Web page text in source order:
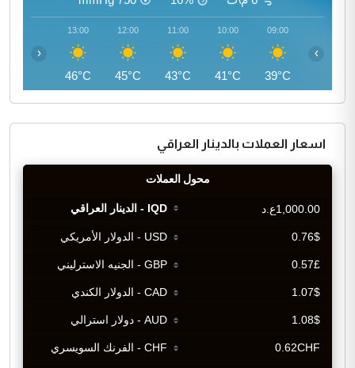
09:00
39°C
10:00
41°C
11:00
43°C
12:00
45°C
13:00
46°C
‹ ›
اسعار العملات بالدينار العراقي